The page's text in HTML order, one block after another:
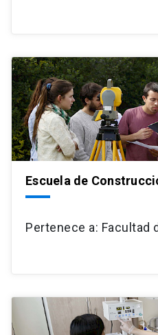
Escuela de
Pertenece a: Facultad